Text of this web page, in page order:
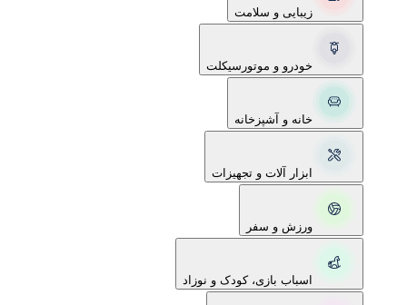
زیبایی و سلامت
خودرو و موتورسیکلت
خانه و آشپزخانه
ابزار آلات و تجهیزات
ورزش و سفر
اسباب بازی، کودک و نوزاد